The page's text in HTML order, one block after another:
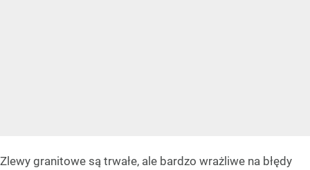
Zlewy granitowe są trwałe, ale bardzo wrażliwe na błędy